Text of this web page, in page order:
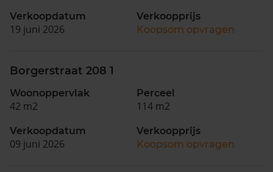
Verkoopdatum
19 juni 2026
Verkoopprijs
Koopsom opvragen
Borgerstraat 208 1
Woonoppervlak
42 m2
Perceel
114 m2
Verkoopdatum
09 juni 2026
Verkoopprijs
Koopsom opvragen